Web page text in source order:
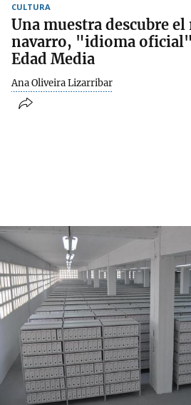
CULTURA
Una muestra descubre el
navarro, "idioma
Edad Media
Ana Oliveira Lizarribar